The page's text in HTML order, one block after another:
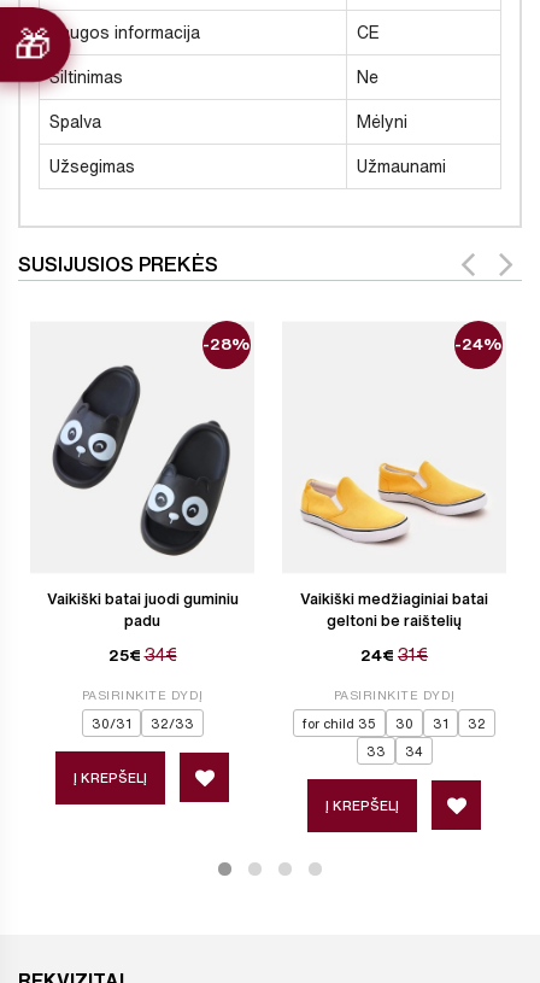
Saugos informacija CE
Šiltinimas Ne
Spalva Mėlyni
Užsegimas Užmaunami
SUSIJUSIOS PREKĖS
Vaikiški batai juodi guminiu
padu
25€ 34€
-28%
PASIRINKITE DYDĮ
30/31 32/33
Į KREPŠELĮ
Vaikiški medžiaginiai batai
geltoni be raištelių
24€ 31€
-24%
PASIRINKITE DYDĮ
for child 35 30 31 32
33 34
Į KREPŠELĮ